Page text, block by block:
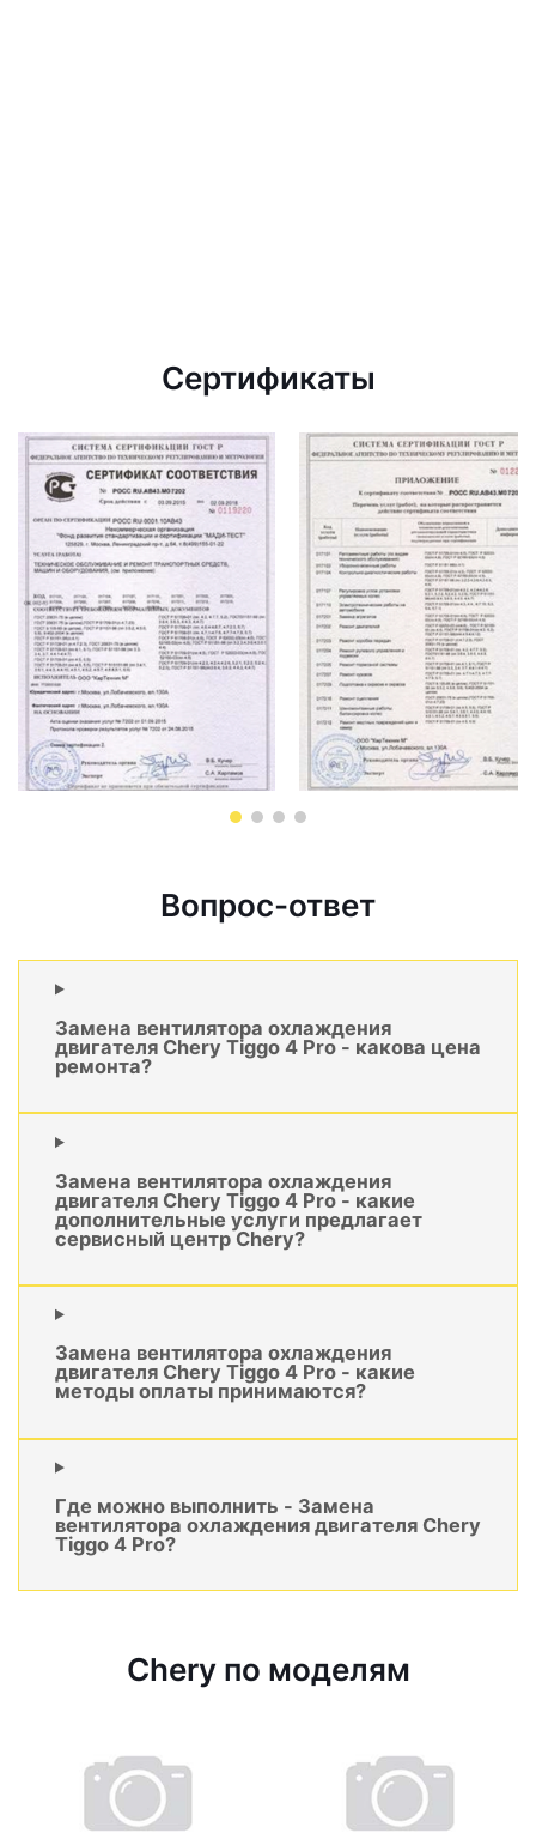
Сертификаты
Вопрос-ответ
Замена вентилятора охлаждения
двигателя Chery Tiggo 4 Pro - какова цена
ремонта?
Замена вентилятора охлаждения
двигателя Chery Tiggo 4 Pro - какие
дополнительные услуги предлагает
сервисный центр Chery?
Замена вентилятора охлаждения
двигателя Chery Tiggo 4 Pro - какие
методы оплаты принимаются?
Где можно выполнить - Замена
вентилятора охлаждения двигателя Chery
Tiggo 4 Pro?
Chery по моделям